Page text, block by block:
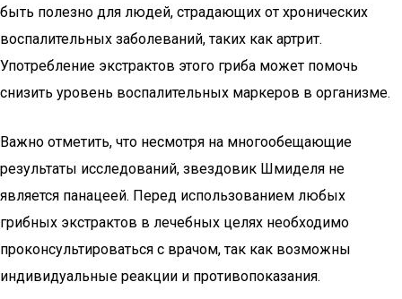
быть полезно для людей, страдающих от хронических
воспалительных заболеваний, таких как артрит.
Употребление экстрактов этого гриба может помочь
снизить уровень воспалительных маркеров в организме.
Важно отметить, что несмотря на многообещающие
результаты исследований, звездовик Шмиделя не
является панацеей. Перед использованием любых
грибных экстрактов в лечебных целях необходимо
проконсультироваться с врачом, так как возможны
индивидуальные реакции и противопоказания.